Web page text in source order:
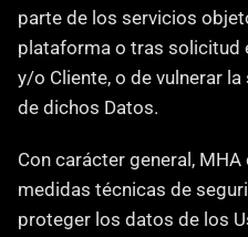
parte de los servicios
plataforma o tras solicitud
y/o Cliente, o de vulnerar
de dichos Datos.
Con carácter general,
medidas técnicas de
proteger los datos de los